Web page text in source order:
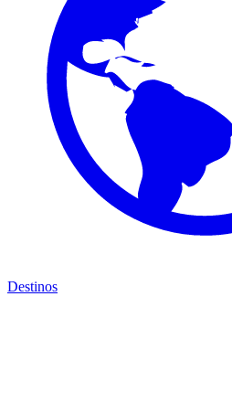
Destinos